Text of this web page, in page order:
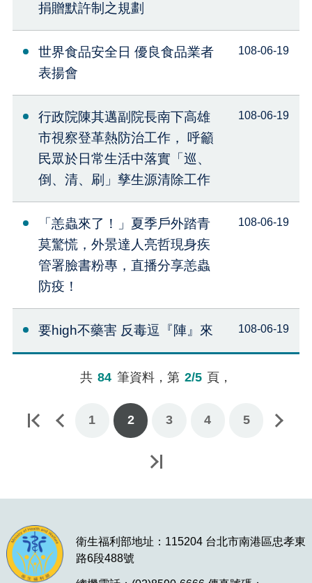
捐贈默許制之規劃
世界食品安全日 優良食品業者
表揚會
108-06-19
行政院陳其邁副院長南下高雄
市視察登革熱防治工作， 呼籲
民眾於日常生活中落實「巡、
倒、清、刷」孳生源清除工作
108-06-19
「恙蟲來了！」夏季戶外踏青
莫驚慌，外景達人亮哲現身疾
管署臉書粉專，直播分享恙蟲
防疫！
108-06-19
要high不藥害 反毒逗『陣』來 108-06-19
共 84 筆資料，第 2/5 頁，
1 2 3 4 5
下一頁
衛生福利部地址：115204 台北市南港區忠孝東
路6段488號